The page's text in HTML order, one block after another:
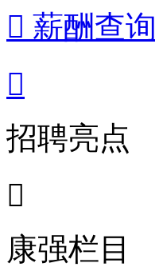
 薪酬查询

招聘亮点

康强栏目